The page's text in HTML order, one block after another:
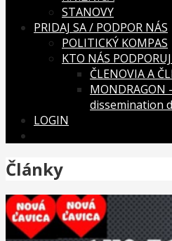
STANOVY
PRIDAJ SA / PODPOR NÁS
POLITICKÝ KOMPAS
KTO NÁS
ČLENOVIA A
MONDRAGON
dissemination
LOGIN
Články